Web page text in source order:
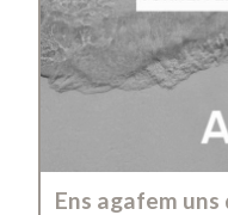
Ens agafem